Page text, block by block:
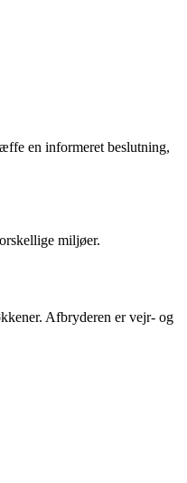
en informeret beslutning,
miljøer.
Afbryderen er vejr- og